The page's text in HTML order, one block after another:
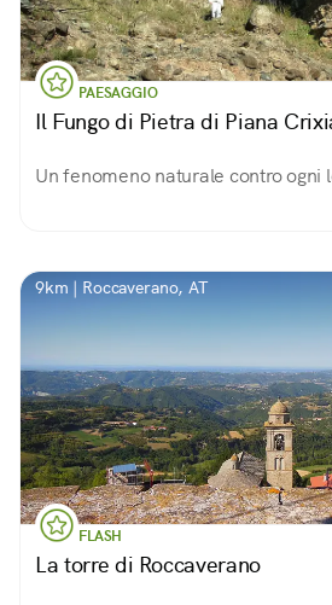
PAESAGGIO
Il Fungo di Pietra di Piana
Un fenomeno naturale contro ogni
9km | Roccaverano, AT
FLASH
La torre di Roccaverano